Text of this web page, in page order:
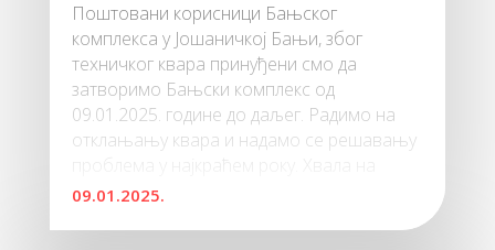
Поштовани корисници Бањског
комплекса у Јошаничкој Бањи, због
техничког квара принуђени смо да
затворимо Бањски комплекс од
09.01.2025. године до даљег. Радимо на
отклањању квара и надамо се решавању
09.01.2025.